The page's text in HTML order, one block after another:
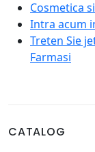
Cosmetica
Intra acum
Treten Sie
Farmasi
CATALOG